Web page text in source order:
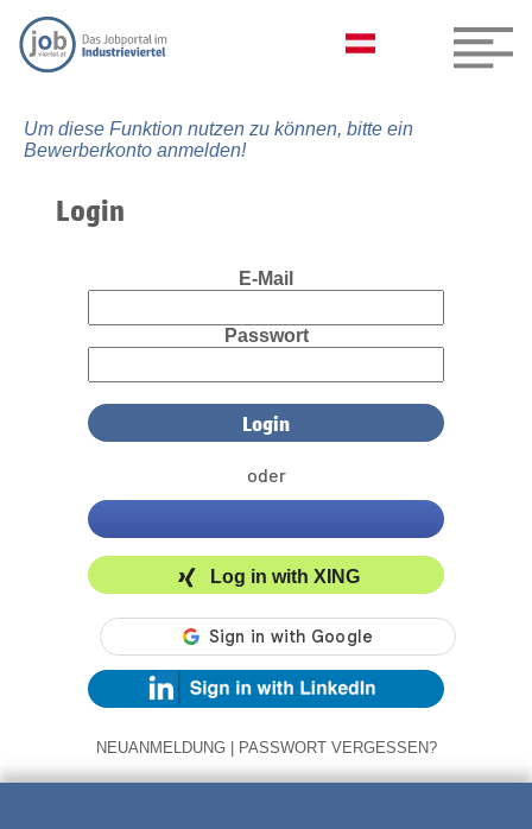
Um diese Funktion nutzen zu können, bitte ein
Bewerberkonto anmelden!
Login
E-Mail
Passwort
oder
Log in with XING
NEUANMELDUNG | PASSWORT VERGESSEN?